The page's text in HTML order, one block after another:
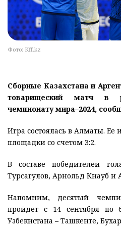
Фото: Kff.kz
Сборные Казахстана и
товарищеский матч в
чемпионату мира–2024,
Игра состоялась в Алматы. Ее
площадки со счетом 3:2.
В составе победителей
Турсагулов, Арнольд Кнауб и
Напомним, десятый
пройдет с 14 сентября по
Узбекистана – Ташкенте,